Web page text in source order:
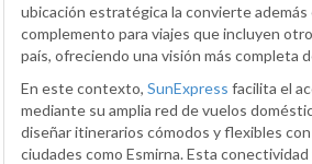
ubicación estratégica la convierte
complemento para viajes que incluyen
país, ofreciendo una visión más completa
En este contexto, SunExpress facilita el
mediante su amplia red de vuelos
diseñar itinerarios cómodos y flexibles
ciudades como Esmirna. Esta